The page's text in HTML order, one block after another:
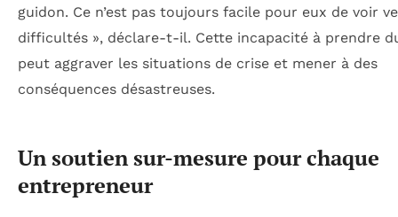
guidon. Ce n’est pas toujours facile pour eux de voir
difficultés », déclare-t-il. Cette incapacité à prendre
peut aggraver les situations de crise et mener à des
conséquences désastreuses.
Un soutien sur-mesure pour chaque
entrepreneur